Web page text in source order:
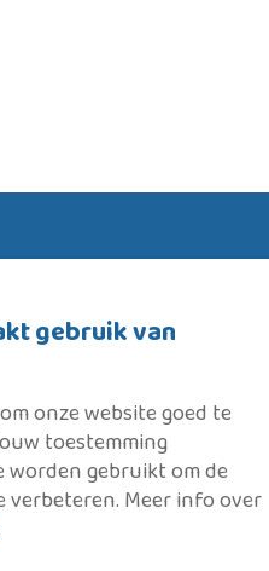
soms de
in
te helpen
gebruik van
onze website goed te
toestemming
worden gebruikt om de
Meer info over